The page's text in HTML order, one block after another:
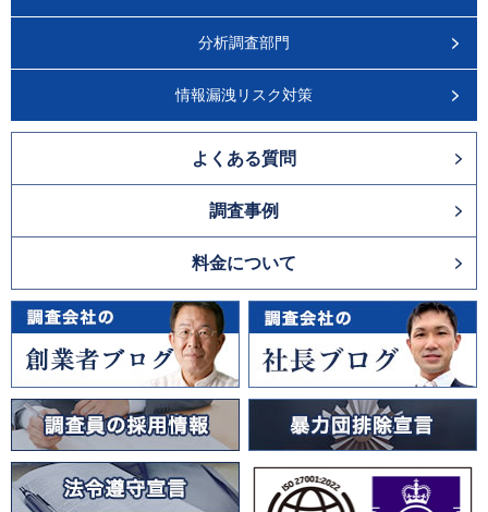
分析調査部門
情報漏洩リスク対策
よくある質問
調査事例
料金について